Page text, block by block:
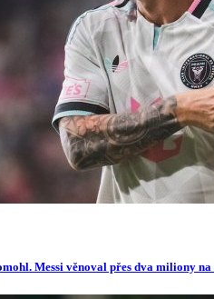
Messi věnoval přes dva miliony